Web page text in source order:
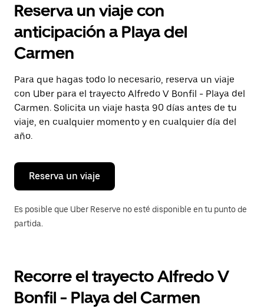
el
y
selecciona
una
Presiona
la
tecla Esc
para
cerrar
el
calendario.
Reserva un viaje con
anticipación a Playa del
Carmen
Para que hagas todo lo necesario, reserva un viaje
con Uber para el trayecto Alfredo V Bonfil - Playa del
Carmen. Solicita un viaje hasta 90 días antes de tu
viaje, en cualquier momento y en cualquier día del
año.
Reserva un viaje
Es posible que Uber Reserve no esté disponible en tu punto de
partida.
Recorre el trayecto Alfredo V
Bonfil - Playa del Carmen